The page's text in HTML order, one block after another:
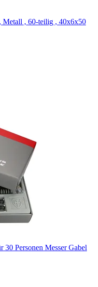
Metall , 60-teilig , 40x6x50
Personen Messer Gabel